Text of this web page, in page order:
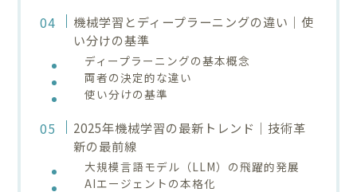
機械学習とディープラーニングの違い｜使
い分けの基準
ディープラーニングの基本概念
両者の決定的な違い
使い分けの基準
2025年機械学習の最新トレンド｜技術革
新の最前線
大規模言語モデル（LLM）の飛躍的発展
AIエージェントの本格化